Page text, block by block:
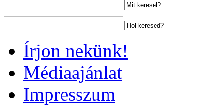
Írjon nekünk!
Médiaajánlat
Impresszum